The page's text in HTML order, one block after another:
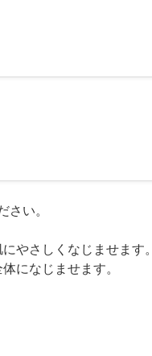
さい。
やさしくなじませます。
になじませます。